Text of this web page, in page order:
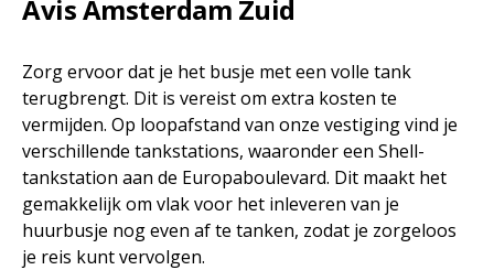
Avis Amsterdam Zuid
Zorg ervoor dat je het busje met een volle tank
terugbrengt. Dit is vereist om extra kosten te
vermijden. Op loopafstand van onze vestiging vind je
verschillende tankstations, waaronder een Shell-
tankstation aan de Europaboulevard. Dit maakt het
gemakkelijk om vlak voor het inleveren van je
huurbusje nog even af te tanken, zodat je zorgeloos
je reis kunt vervolgen.